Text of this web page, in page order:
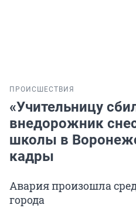
ПРОИСШЕСТВИЯ
«Учительницу
внедорожник
школы в
кадры
Авария произошла
города